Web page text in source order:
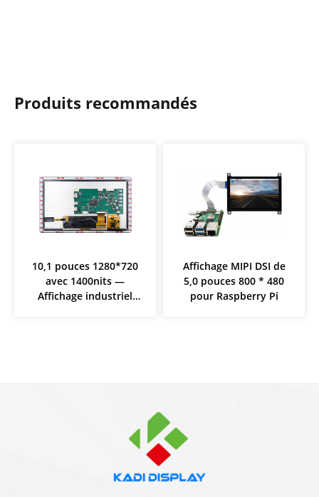
Produits recommandés
10,1 pouces 1280*720
avec 1400nits —
Affichage industriel
Affichage MIPI DSI de
5,0 pouces 800 * 480
pour Raspberry Pi